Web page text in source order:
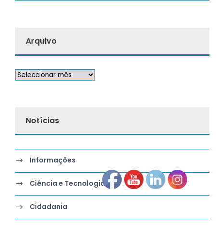
Arquivo
Notícias
Informações
Ciência e Tecnologia
Cidadania